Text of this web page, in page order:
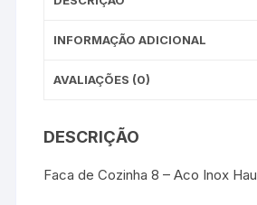
INFORMAÇÃO ADICIONAL
AVALIAÇÕES (0)
DESCRIÇÃO
Faca de Cozinha 8 – Aco Inox